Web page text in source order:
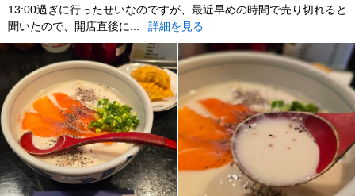
13:00過ぎに行ったせいなのですが、最近早めの時間で売り切れると
聞いたので、開店直後に...
詳細を見る